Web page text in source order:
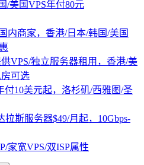
/美国VPS年付80元
内商家，香港/日本/韩国/美国
VPS/独立服务器租用，香港/美
可选
付10美元起，洛杉矶/西雅图/圣
拉斯服务器$49/月起，10Gbps-
家宽VPS/双ISP属性